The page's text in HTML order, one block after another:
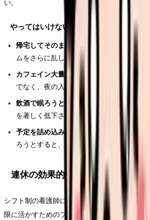
い。
やってはいけない夜勤明けの行動
帰宅してそのまま夕方まで寝る：
6〜8時
ムをさらに乱し、翌日以降の疲労感を悪化
カフェイン大量摂取：
帰宅後のコーヒー
でなく、夜の入眠も妨げます
飲酒で眠ろうとする：
アルコールは入眠
を著しく低下させます（REM睡眠の抑制、
予定を詰め込みすぎる：
夜勤明けに買い
ろうとすると、疲労が翌日に持ち越されま
連休の効果的な使い方
シフト制の看護師にとって2連休以上はとて
限に活かすためのプランニングを紹介します。